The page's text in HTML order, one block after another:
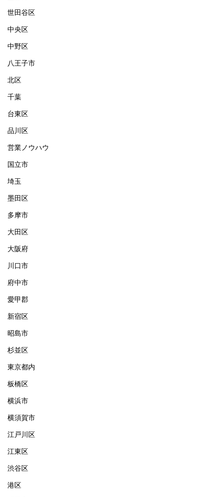
世田谷区
中央区
中野区
八王子市
北区
千葉
台東区
品川区
営業ノウハウ
国立市
埼玉
墨田区
多摩市
大田区
大阪府
川口市
府中市
愛甲郡
新宿区
昭島市
杉並区
東京都内
板橋区
横浜市
横須賀市
江戸川区
江東区
渋谷区
港区